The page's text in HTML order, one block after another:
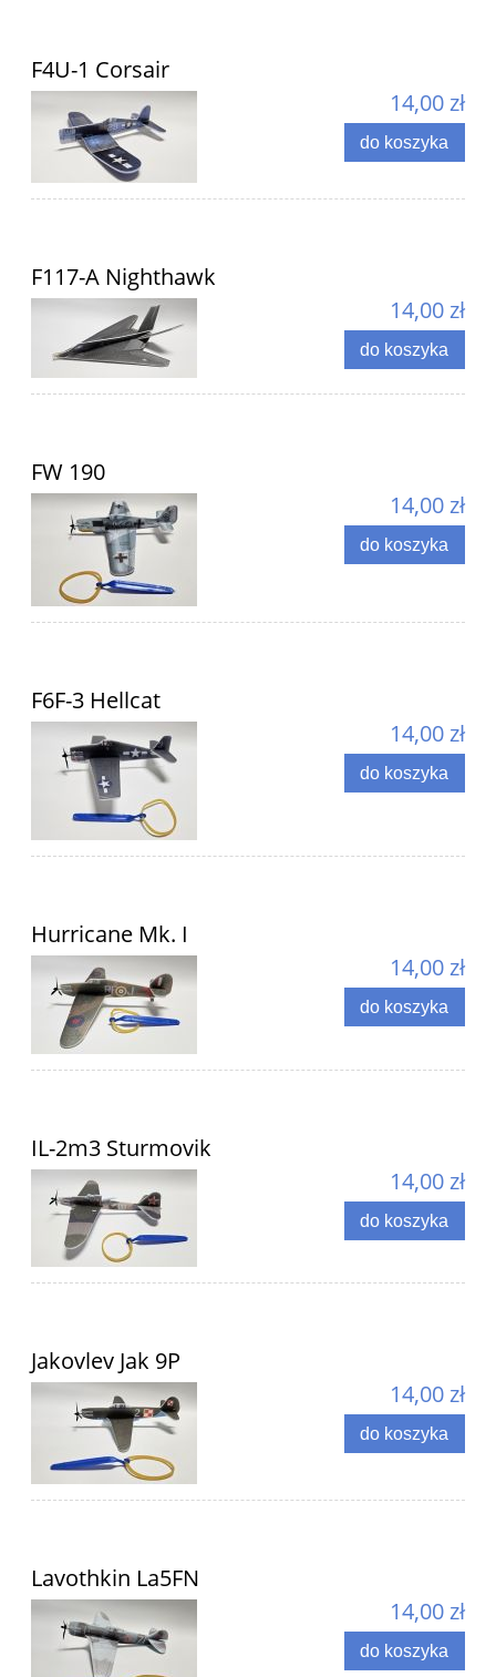
F4U-1 Corsair
14,00 zł
do koszyka
F117-A Nighthawk
14,00 zł
do koszyka
FW 190
14,00 zł
do koszyka
F6F-3 Hellcat
14,00 zł
do koszyka
Hurricane Mk. I
14,00 zł
do koszyka
IL-2m3 Sturmovik
14,00 zł
do koszyka
Jakovlev Jak 9P
14,00 zł
do koszyka
Lavothkin La5FN
14,00 zł
do koszyka